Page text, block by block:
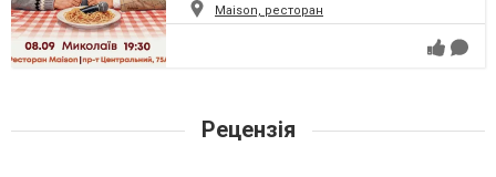
Maison, ресторан
Рецензія